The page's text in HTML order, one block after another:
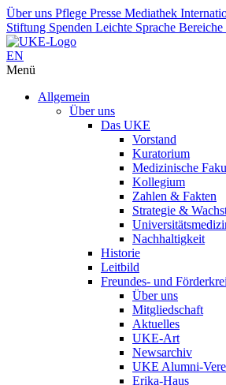
Über uns Pflege Presse Mediathek
Stiftung Spenden Leichte Sprache Bereiche
EN
Menü
Allgemein
Über uns
Das UKE
Vorstand
Kuratorium
Medizinische
Kollegium
Zahlen & Fakten
Strategie &
Nachhaltigkeit
Historie
Leitbild
Freundes- und
Über uns
Mitgliedschaft
Aktuelles
UKE-Art
Newsarchiv
UKE Alumni-
Erika-Haus